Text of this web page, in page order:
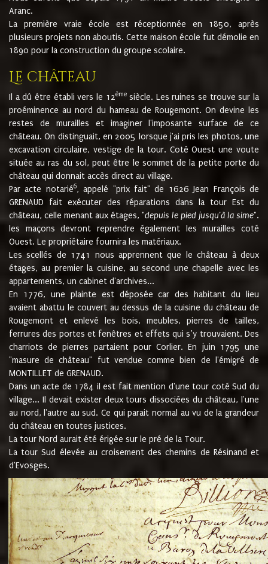
Aranc.
La première vraie école est réceptionnée en 1850, après
plusieurs projets non aboutis. Cette maison école fut démolie en
1890 pour la construction du groupe scolaire.
Le château
Il a dû être établi vers le 12èmesiècle. Les ruines se trouve sur la
proéminence au nord du hameau de Rougemont. On devine les
restes de murailles et imaginer l'imposante surface de ce
château. On distinguait, en 2005 lorsque j'ai pris les photos, une
excavation circulaire, vestige de la tour. Coté Ouest une voute
située au ras du sol, peut être le sommet de la petite porte du
château qui donnait accès direct au village.
Par acte notarié6, appelé "prix fait" de 1626 Jean François de
GRENAUD fait exécuter des réparations dans la tour Est du
château, celle menant aux étages, "depuis le pied jusqu'à la sime".
les maçons devront reprendre également les murailles coté
Ouest. Le propriétaire fournira les matériaux.
Les scellés de 1741 nous apprennent que le château à deux
étages, au premier la cuisine, au second une chapelle avec les
appartements, un cabinet d'archives...
En 1776, une plainte est déposée car des habitant du lieu
avaient abattu le couvert au dessus de la cuisine du château de
Rougemont et enlevé les bois, meubles, pierres de tailles,
ferrures des portes et fenêtres et effets qui s’y trouvaient. Des
charriots de pierres partaient pour Corlier. En juin 1795 une
"masure de château" fut vendue comme bien de l'émigré de
MONTILLET de GRENAUD.
Dans un acte de 1784 il est fait mention d'une tour coté Sud du
village... Il devait exister deux tours dissociées du château, l'une
au nord, l'autre au sud. Ce qui parait normal au vu de la grandeur
du château en toutes justices.
La tour Nord aurait été érigée sur le pré de la Tour.
La tour Sud élevée au croisement des chemins de Résinand et
d'Evosges.